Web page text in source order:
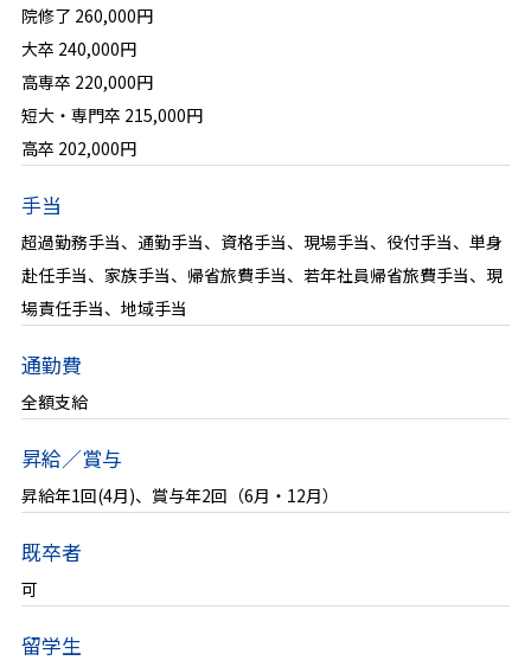
社内交流
数字で見る地崎道路
採用情報
求める人物像
よくある質問
選考の流れ
募集要項
新着情報
新卒エントリー
経験者エントリー
院修了 260,000円
大卒 240,000円
高専卒 220,000円
短大・専門卒 215,000円
高卒 202,000円
手当
超過勤務手当、通勤手当、資格手当、現場手当、役付手当、単身
赴任手当、家族手当、帰省旅費手当、若年社員帰省旅費手当、現
場責任手当、地域手当
通勤費
全額支給
昇給／賞与
昇給年1回(4月)、賞与年2回（6月・12月）
既卒者
可
留学生